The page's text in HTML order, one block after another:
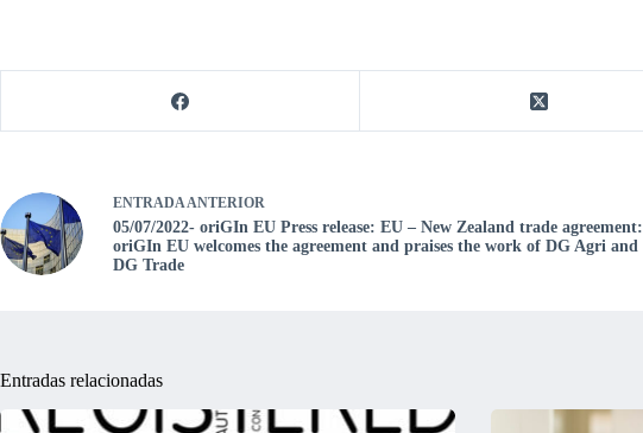
ENTRADAANTERIOR
05/07/2022- oriGIn EU Press release: EU – New Zealand trade agreement:
oriGIn EU welcomes the agreement and praises the work of DG Agri and
DG Trade
Entradas relacionadas